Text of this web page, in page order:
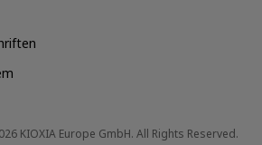
KIOXIA Europe GmbH. All Rights Reserved.